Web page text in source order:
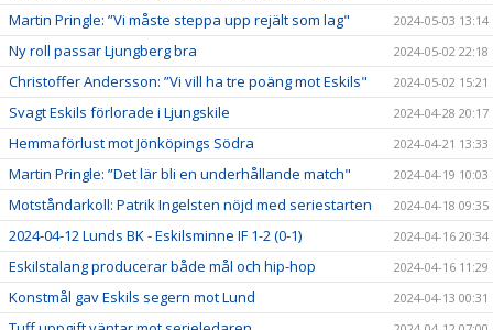
Martin Pringle: ”Vi måste steppa upp rejält som lag" 2024-05-03 13:14
Ny roll passar Ljungberg bra 2024-05-02 22:18
Christoffer Andersson: ”Vi vill ha tre poäng mot Eskils" 2024-05-02 15:21
Svagt Eskils förlorade i Ljungskile 2024-04-28 20:17
Hemmaförlust mot Jönköpings Södra 2024-04-21 13:33
Martin Pringle: ”Det lär bli en underhållande match" 2024-04-19 10:03
Motståndarkoll: Patrik Ingelsten nöjd med seriestarten 2024-04-18 09:35
2024-04-12 Lunds BK - Eskilsminne IF 1-2 (0-1) 2024-04-16 20:34
Eskilstalang producerar både mål och hip-hop 2024-04-16 11:29
Konstmål gav Eskils segern mot Lund 2024-04-13 00:31